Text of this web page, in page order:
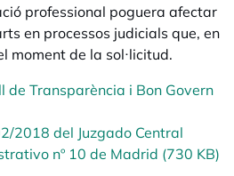
professional poguera afectar
en processos judicials que, en
moment de la sol·licitud.
de Transparència i Bon Govern
2018 del Juzgado Central
nº 10 de Madrid (730 KB)